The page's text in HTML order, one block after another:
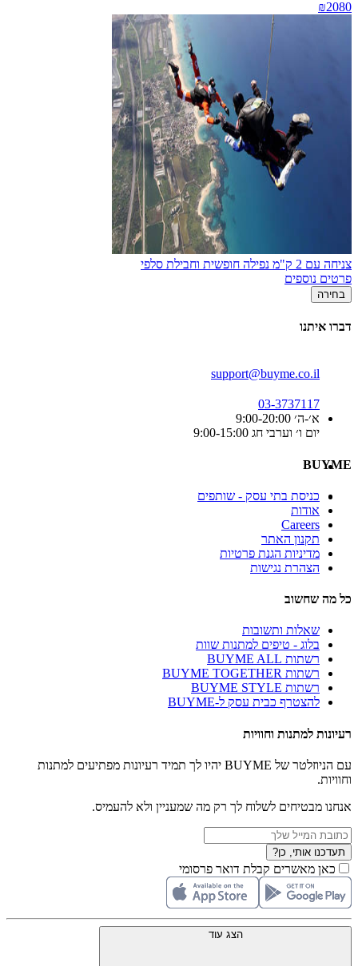
₪2080
צניחה עם 2 ק"מ נפילה חופשית וחבילת סלפי
פרטים נוספים
בחירה
דברו איתנו
support@buyme.co.il
03-3737117
א׳-ה׳ 9:00-20:00
יום ו׳ וערבי חג 9:00-15:00
BUYME
כניסת בתי עסק - שותפים
אודות
Careers
תקנון האתר
מדיניות הגנת פרטיות
הצהרת נגישות
כל מה שחשוב
שאלות ותשובות
בלוג - טיפים למתנות שוות
רשתות BUYME ALL
רשתות BUYME TOGETHER
רשתות BUYME STYLE
להצטרף כבית עסק ל-BUYME
רעיונות למתנות וחוויות
עם הניוזלטר של BUYME יהיו לך תמיד רעיונות מפתיעים למתנות
וחוויות.
אנחנו מבטיחים לשלוח לך רק מה שמעניין ולא להעמיס.
תעדכנו אותי, כן?
כאן מאשרים קבלת דואר פרסומי
הצג עוד